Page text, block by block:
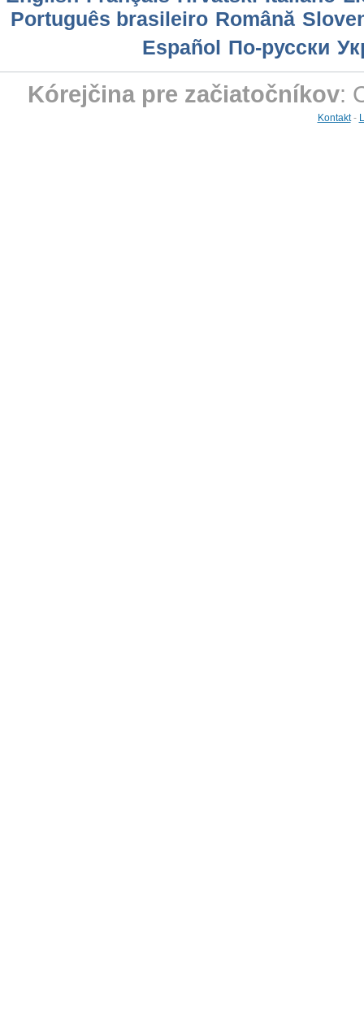
Português brasileiro Română
Еspañol По-русски
Kórejčina pre začiatočníkov:
Kontakt-